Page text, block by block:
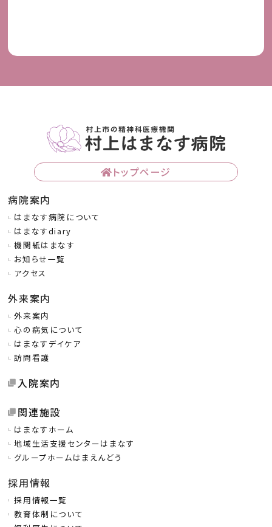
トップページ
病院案内
はまなす病院について
はまなすdiary
機関紙はまなす
お知らせ一覧
アクセス
外来案内
外来案内
心の病気について
はまなすデイケア
訪問看護
入院案内
関連施設
はまなすホーム
地域生活支援センターはまなす
グループホームはまえんどう
採用情報
採用情報一覧
教育体制について